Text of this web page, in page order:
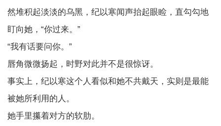
然堆积起淡淡的乌黑，纪以寒闻声抬起眼睑，直勾勾地
盯向她，“你过来。”
“我有话要问你。”
唇角微微扬起，时野对此并不是很惊讶。
事实上，纪以寒这个人看似和她不共戴天，实则是最能
被她所利用的人。
她手里攥着对方的软肋。